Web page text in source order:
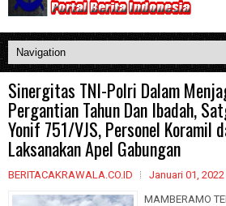
Sinergitas TNI-Polri Dalam
Pergantian Tahun Dan Ibadah,
Yonif 751/VJS, Personel Koramil
Laksanakan Apel Gabungan
BERITACAKRAWALA.CO.ID Januari 01, 2022
MAMBERAMO